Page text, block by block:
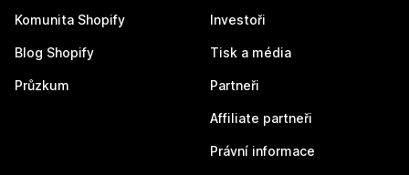
Komunita Shopify
Blog Shopify
Průzkum
Investoři
Tisk a média
Partneři
Affiliate partneři
Právní informace